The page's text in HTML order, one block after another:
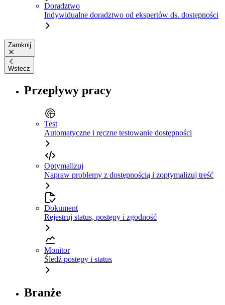
Doradztwo
Indywidualne doradztwo od ekspertów ds. dostępności
Zamknij
Wstecz
Przepływy pracy
Test
Automatyczne i ręczne testowanie dostępności
Optymalizuj
Napraw problemy z dostępnością i zoptymalizuj treść
Dokument
Rejestruj status, postępy i zgodność
Monitor
Śledź postępy i status
Branże